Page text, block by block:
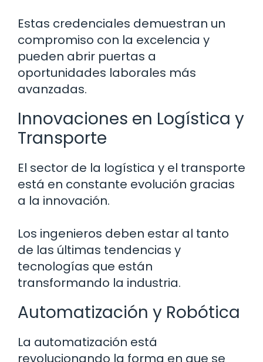
Estas credenciales demuestran un
compromiso con la excelencia y
pueden abrir puertas a
oportunidades laborales más
avanzadas.
Innovaciones en Logística y
Transporte
El sector de la logística y el transporte
está en constante evolución gracias
a la innovación.
Los ingenieros deben estar al tanto
de las últimas tendencias y
tecnologías que están
transformando la industria.
Automatización y Robótica
La automatización está
revolucionando la forma en que se